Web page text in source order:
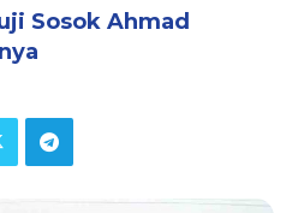
Sosok Ahmad